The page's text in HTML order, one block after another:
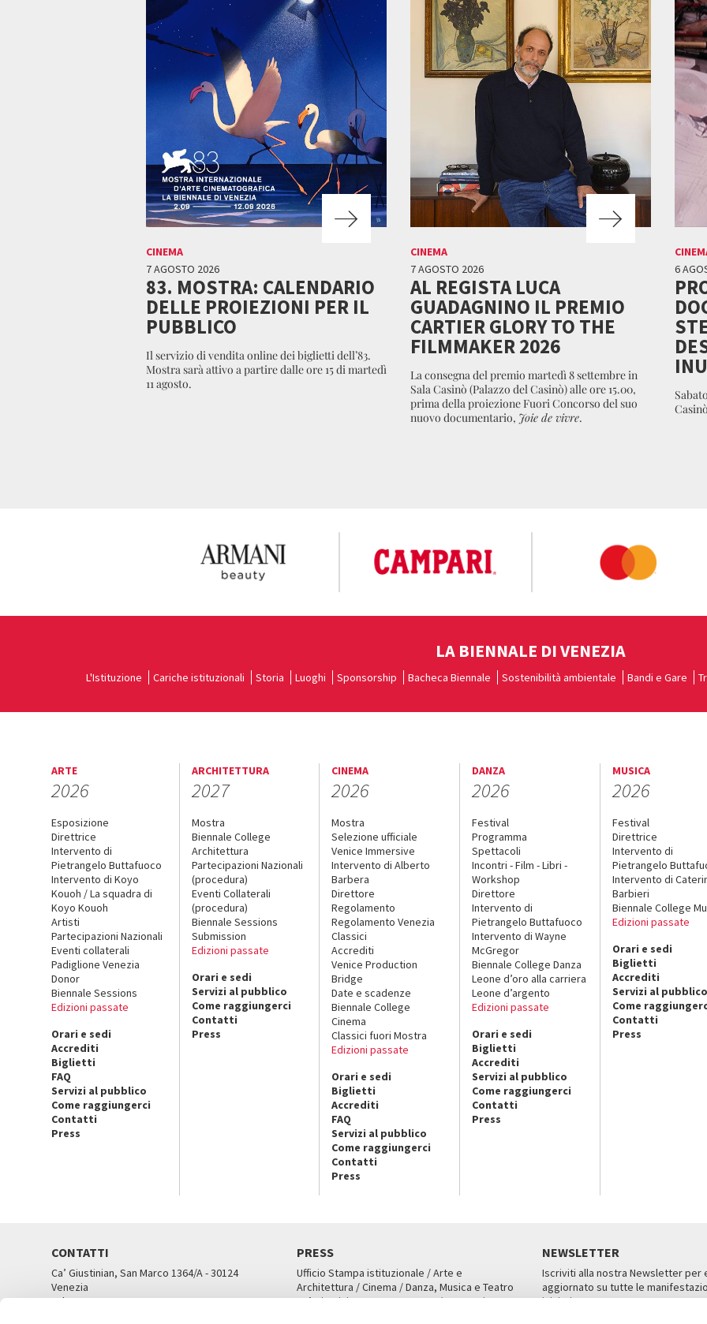
CINEMA
7 AGOSTO 2026
83. MOSTRA: CALENDARIO
DELLE PROIEZIONI PER IL
PUBBLICO
Il servizio di vendita online dei biglietti dell’83.
Mostra sarà attivo a partire dalle ore 15 di martedì
11 agosto.
CINEMA
7 AGOSTO 2026
AL REGISTA LUCA
GUADAGNINO IL PREMIO
CARTIER GLORY TO THE
FILMMAKER 2026
La consegna del premio martedì 8 settembre in
Sala Casinò (Palazzo del Casinò) alle ore 15.00,
prima della proiezione Fuori Concorso del suo
nuovo documentario, Joie de vivre.
6
LA BIENNALE DI VENEZIA
L'Istituzione Cariche istituzionali Storia Luoghi Sponsorship Bacheca Biennale Sostenibilità ambientale Bandi e Gare
ARTE
2026
Esposizione
Direttrice
Intervento di
Pietrangelo Buttafuoco
Intervento di Koyo
Kouoh / La squadra di
Koyo Kouoh
Artisti
Partecipazioni Nazionali
Eventi collaterali
Padiglione Venezia
Donor
Biennale Sessions
Edizioni passate
Orari e sedi
Accrediti
Biglietti
FAQ
Servizi al pubblico
Come raggiungerci
Contatti
Press
ARCHITETTURA
2027
Mostra
Biennale College
Architettura
Partecipazioni Nazionali
(procedura)
Eventi Collaterali
(procedura)
Biennale Sessions
Submission
Edizioni passate
Orari e sedi
Servizi al pubblico
Come raggiungerci
Contatti
Press
CINEMA
2026
Mostra
Selezione ufficiale
Venice Immersive
Intervento di Alberto
Barbera
Direttore
Regolamento
Regolamento Venezia
Classici
Accrediti
Venice Production
Bridge
Date e scadenze
Biennale College
Cinema
Classici fuori Mostra
Edizioni passate
Orari e sedi
Biglietti
Accrediti
FAQ
Servizi al pubblico
Come raggiungerci
Contatti
Press
DANZA
2026
Festival
Programma
Spettacoli
Incontri - Film - Libri -
Workshop
Direttore
Intervento di
Pietrangelo Buttafuoco
Intervento di Wayne
McGregor
Biennale College Danza
Leone d’oro alla carriera
Leone d’argento
Edizioni passate
Orari e sedi
Biglietti
Accrediti
Servizi al pubblico
Come raggiungerci
Contatti
Press
MUSICA
2026
Festival
Direttrice
Intervento di
Pietrangelo
Intervento di
Barbieri
Biennale College
Edizioni passate
Orari e sedi
Biglietti
Accrediti
Servizi al pubblico
Come
Contatti
Press
CONTATTI
Ca’ Giustinian, San Marco 1364/A - 30124
Venezia
Tel. 041 5218711
PRESS
Ufficio Stampa istituzionale / Arte e
Architettura / Cinema / Danza, Musica e Teatro
Ca’ Giustinian, San Marco 1364/A, Venezia
NEWSLETTER
Iscriviti alla nostra Newsletter per
aggiornato su tutte le
iniziative.